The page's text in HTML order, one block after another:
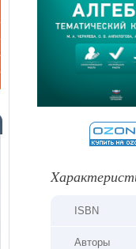
ISBN
Авторы